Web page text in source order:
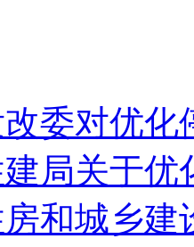
委对优化
局关于优
和城乡建